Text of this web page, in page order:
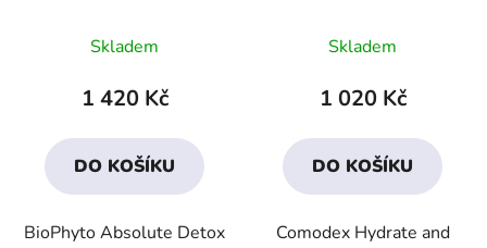
hodnocení
produktu
4,3
z
hvězdiček.
Skladem
1 420 Kč
DO KOŠÍKU
BioPhyto Absolute Detox
hodnocení
produktu
4,0
z
hvězdiček.
Skladem
1 020 Kč
DO KOŠÍKU
Comodex Hydrate and